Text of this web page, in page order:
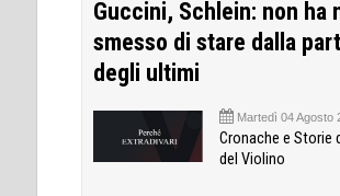
Guccini, Schlein: non ha
smesso di stare dalla
degli ultimi
Martedì 04 Agosto
Cronache e Storie
del Violino